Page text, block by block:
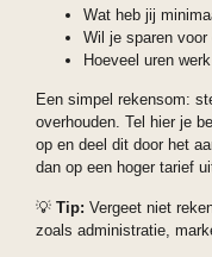
Wat heb jij
Wil je sparen
Hoeveel uren
Een simpel rekensom:
overhouden. Tel hier je
op en deel dit door het
dan op een hoger tarief
💡 Tip: Vergeet niet
zoals administratie,